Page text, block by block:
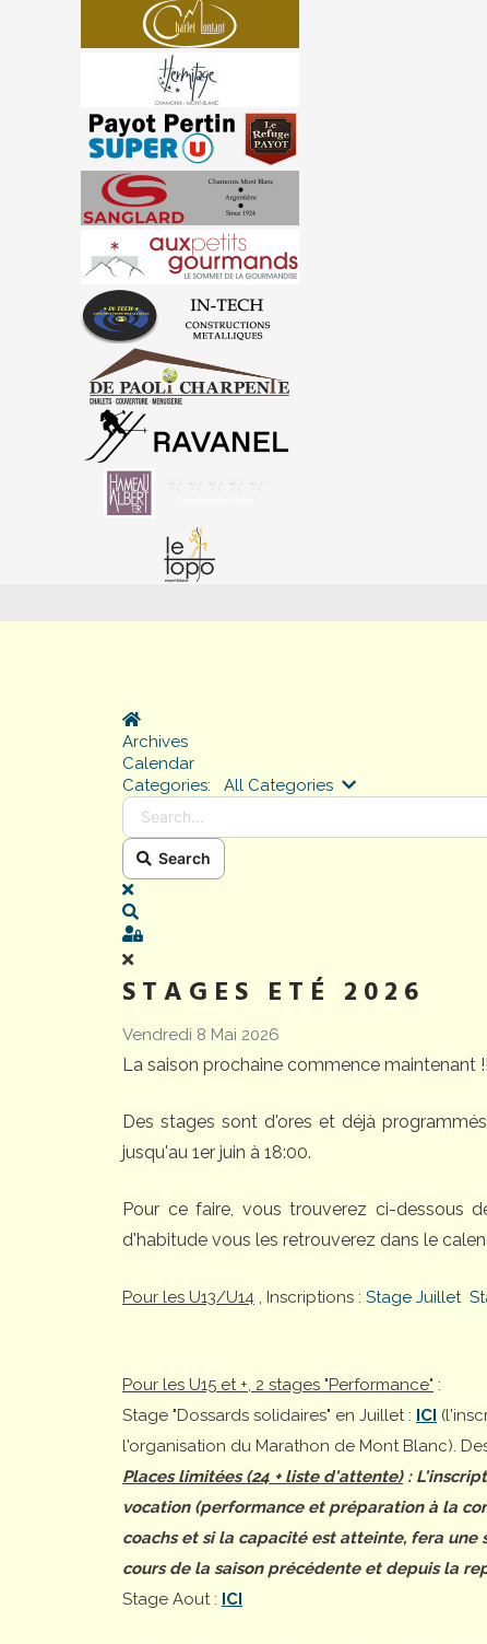
Home
Archives
Calendar
Categories:
All Categories Search...
Search
x
Sign In
STAGES ETÉ 2026
Vendredi 8 Mai 2026
La saison prochaine commence maintenant !!
Des stages sont d'ores et déjà
jusqu'au 1er juin à 18:00.
Pour ce faire, vous trouverez ci-dessous
d'habitude vous les retrouverez dans le
Pour les U13/U14 , Inscriptions : Stage Juillet
Pour les U15 et +, 2 stages "Performance" :
Stage "Dossards solidaires" en Juillet : ICI
l'organisation du Marathon de Mont Blanc).
Places limitées (24 + liste d'attente):
vocation (performance et préparation à la
coachs et si la capacité est atteinte, fera
cours de la saison précédente et depuis la
Stage Aout : ICI